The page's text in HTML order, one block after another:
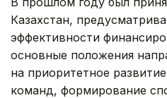
Казахстан,
эффективности
основные положения
на приоритетное
команд, формирование